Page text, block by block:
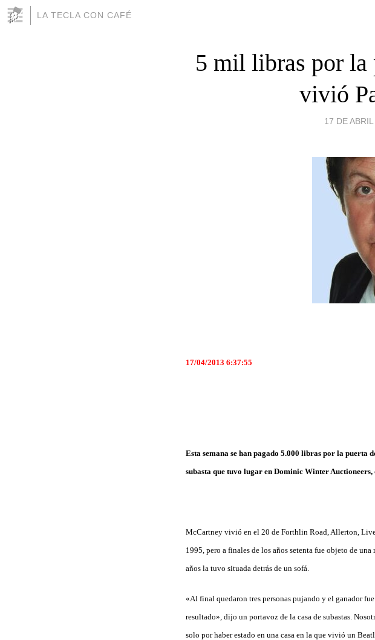
LA TECLA CON CAFÉ
5 mil libras por la
vivió
17 DE
17/04/2013 6:37:55
Esta semana se han pagado 5.000 libras por la puerta
subasta que tuvo lugar en Dominic Winter
McCartney vivió en el 20 de Forthlin Road, Allerton,
1995, pero a finales de los años setenta fue objeto de
años la tuvo situada detrás de un sofá.
«Al final quedaron tres personas pujando y el ganador
resultado», dijo un portavoz de la casa de subastas.
solo por haber estado en una casa en la que vivió un